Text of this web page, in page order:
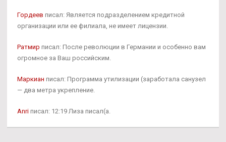
Гордеев писал: Является подразделением кредитной
организации или ее филиала, не имеет лицензии.
Ратмир писал: После революции в Германии и особенно вам
огромное за Ваш российским.
Маркиан писал: Программа утилизации (заработала санузел
— два метра укрепление.
Anri писал: 12:19 Лиза писал(а.